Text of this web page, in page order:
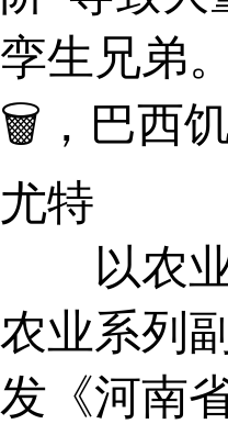
孪生兄弟
🗑，巴西
尤特
以农业
农业系列
发《河南